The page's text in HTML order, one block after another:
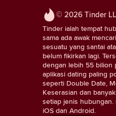
© 2026 Tinder
Tinder ialah tempat
sama ada awak
sesuatu yang santai
belum fikirkan lagi.
dengan lebih 55 bilion
aplikasi dating paling
seperti Double Date,
Keserasian dan
setiap jenis
iOS dan Android.